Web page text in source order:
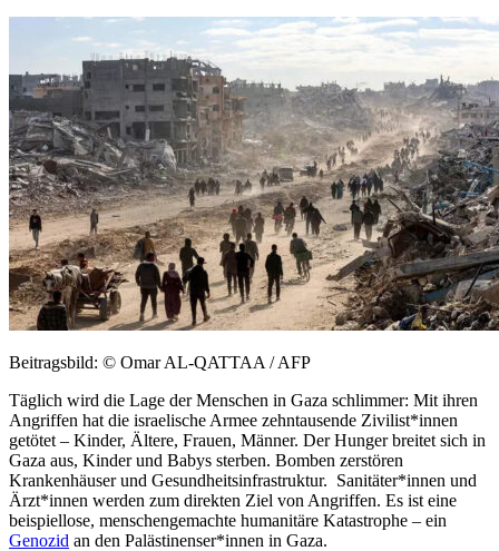
Beitragsbild: © Omar AL-QATTAA / AFP
Täglich wird die Lage der Menschen in Gaza schlimmer: Mit ihren
Angriffen hat die israelische Armee zehntausende Zivilist*innen
getötet – Kinder, Ältere, Frauen, Männer. Der Hunger breitet sich in
Gaza aus, Kinder und Babys sterben. Bomben zerstören
Krankenhäuser und Gesundheitsinfrastruktur. Sanitäter*innen und
Ärzt*innen werden zum direkten Ziel von Angriffen. Es ist eine
beispiellose, menschengemachte humanitäre Katastrophe – ein
Genozid an den Palästinenser*innen in Gaza.